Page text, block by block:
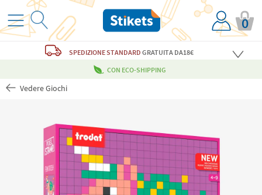
0
SPEDIZIONE STANDARD GRATUITADA18€
CON ECO-SHIPPING
Vedere Giochi